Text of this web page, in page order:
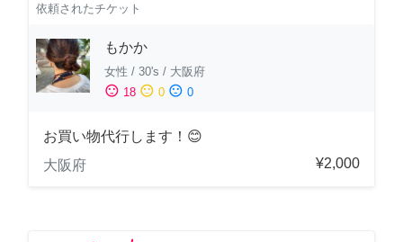
依頼されたチケット
もかか
女性 / 30's / 大阪府
sentiment_satisfied 18 sentiment_neutral 0 sentiment_dissatisfied 0
お買い物代行します！😊
大阪府
¥2,000